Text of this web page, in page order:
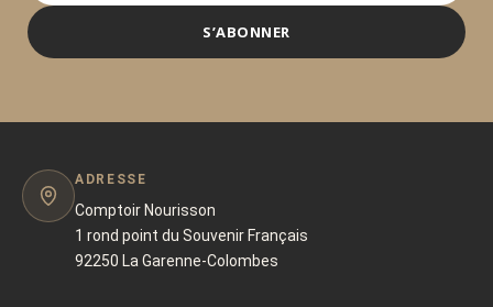
S’ABONNER
ADRESSE
Comptoir Nourisson
1 rond point du Souvenir Français
92250 La Garenne-Colombes